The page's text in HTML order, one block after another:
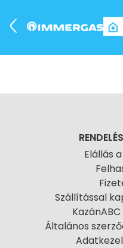
Elállás
Szállítással
Általános